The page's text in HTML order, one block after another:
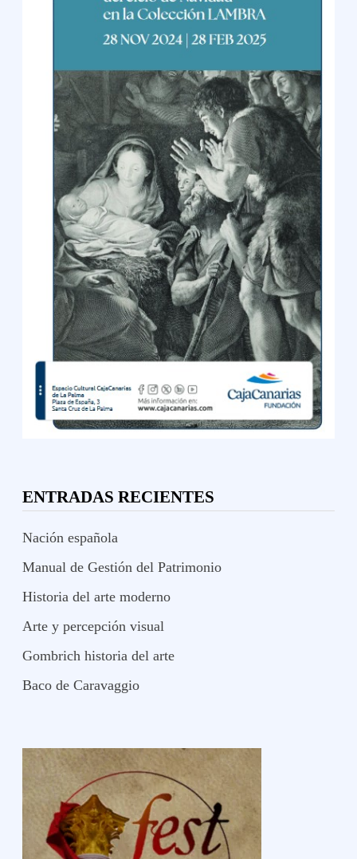
ENTRADAS RECIENTES
Nación española
Manual de Gestión del Patrimonio
Historia del arte moderno
Arte y percepción visual
Gombrich historia del arte
Baco de Caravaggio